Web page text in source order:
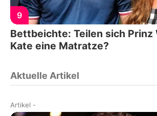
9
Bettbeichte: Teilen sich Prinz
Kate eine Matratze?
Aktuelle Artikel
Artikel -